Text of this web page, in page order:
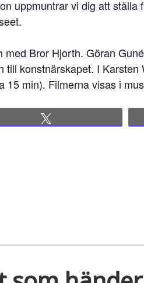
uppmuntrar vi dig att ställa
Bror Hjorth. Göran
till konstnärskapet. I Karsten
min). Filmerna visas i